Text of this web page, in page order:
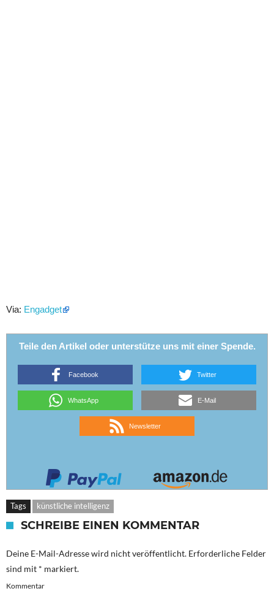
Via: Engadget
Teile den Artikel oder unterstütze uns mit einer Spende.
Facebook Twitter
WhatsApp E-Mail
Newsletter
Tags künstliche intelligenz
SCHREIBE EINEN KOMMENTAR
Deine E-Mail-Adresse wird nicht veröffentlicht. Erforderliche Felder
sind mit * markiert.
Kommentar